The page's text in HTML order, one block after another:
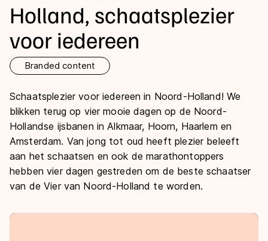
Disciplines
Marathon
Langebaan
Inlineskaten
Kunstschaatsen
Schoonrijden
Natuurijs
Uitslagen
Langebaan
Shorttrack
Marathon
Inlineskaten
Kunstschaatsen
Tijden & historie
Ranglijsten Langebaan
Persoonlijke records & tijden
Historie & statistiek
De weg op
Inschrijven wedstrijden
Algemene Nederlandse Schaatstijd
Waar kan ik schaatsen en skaten?
Schaatsfans
Evenementen
Holland, schaatsplezier
voor iedereen
Branded content
Schaatsplezier voor iedereen in Noord-Holland! We
blikken terug op vier mooie dagen op de Noord-
Hollandse ijsbanen in Alkmaar, Hoorn, Haarlem en
Amsterdam. Van jong tot oud heeft plezier beleeft
aan het schaatsen en ook de marathontoppers
hebben vier dagen gestreden om de beste schaatser
van de Vier van Noord-Holland te worden.